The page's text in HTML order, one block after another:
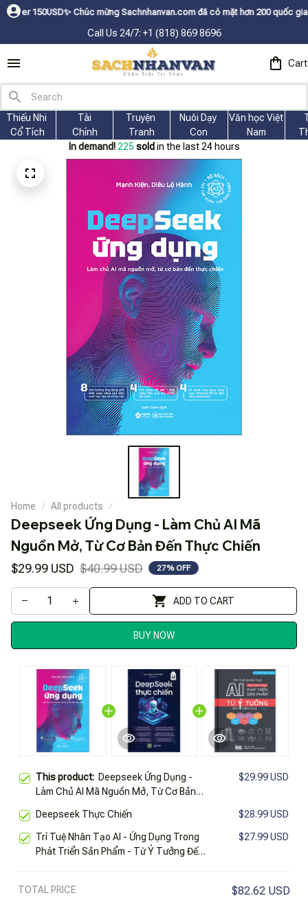
ㅤ✨ Chúc mừng Sachnhanvan.com đã có mặt hơn 200 quốc gia như Mỹ,
Call Us 24/7: +1 (818) 869 8696
Cart
Thiếu Nhi
Cổ Tích
Tài
Chính
Truyện
Tranh
Nuôi Dạy
Con
Văn học Việt
Nam
In demand! 225 sold in the last 24 hours
Home All products
Deepseek Ứng Dụng - Làm Chủ AI Mã
Nguồn Mở, Từ Cơ Bản Đến Thực Chiến
$29.99 USD $40.99 USD 27% OFF
ADD TO CART
BUY NOW
This product: Deepseek Ứng Dụng -
Làm Chủ AI Mã Nguồn Mở, Từ Cơ Bản
$29.99 USD
Deepseek Thực Chiến $28.99 USD
Trí Tuệ Nhân Tạo AI - Ứng Dụng Trong
Phát Triển Sản Phẩm - Từ Ý Tưởng Đến
$27.99 USD
TOTAL PRICE $82.62 USD